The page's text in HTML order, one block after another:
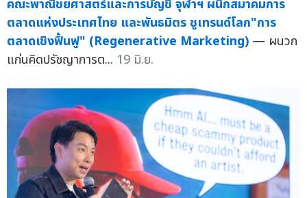
คณะพาณิชยศาสตร์และการบัญชี จุฬาฯ ผนึกสมาคมการ
ตลาดแห่งประเทศไทย และพันธมิตร ชูเทรนด์โลก"การ
ตลาดเชิงฟื้นฟู" (Regenerative Marketing) — ผนวก
แก่นคิดปรัชญาการต... 19 มิ.ย.